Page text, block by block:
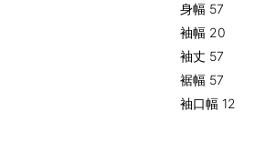
身幅 57
袖幅 20
袖丈 57
裾幅 57
袖口幅 12